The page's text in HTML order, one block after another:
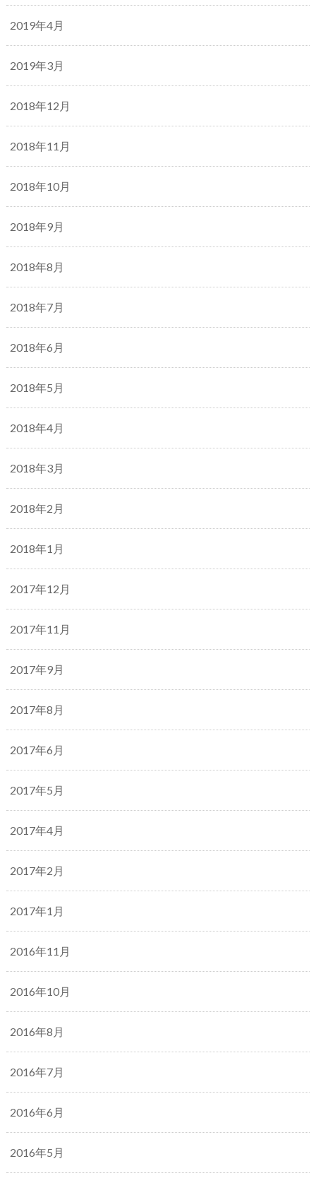
2019年4月
2019年3月
2018年12月
2018年11月
2018年10月
2018年9月
2018年8月
2018年7月
2018年6月
2018年5月
2018年4月
2018年3月
2018年2月
2018年1月
2017年12月
2017年11月
2017年9月
2017年8月
2017年6月
2017年5月
2017年4月
2017年2月
2017年1月
2016年11月
2016年10月
2016年8月
2016年7月
2016年6月
2016年5月